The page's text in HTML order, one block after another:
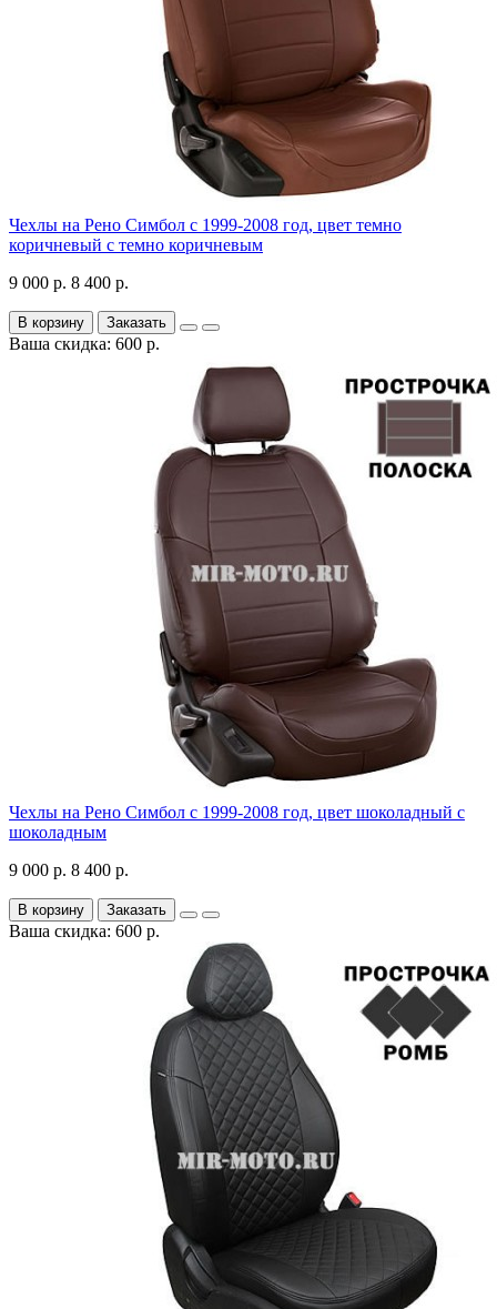
Чехлы на Рено Симбол с 1999-2008 год, цвет темно
коричневый с темно коричневым
9 000 р. 8 400 р.
В корзину Заказать
Ваша скидка: 600 р.
Чехлы на Рено Симбол с 1999-2008 год, цвет шоколадный с
шоколадным
9 000 р. 8 400 р.
В корзину Заказать
Ваша скидка: 600 р.